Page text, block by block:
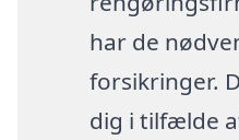
har de
forsikringer.
dig i tilfælde